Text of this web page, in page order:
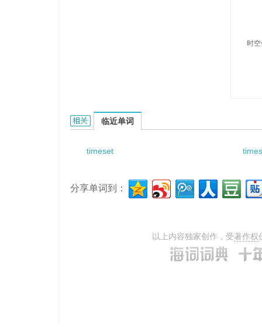
时
timespace-body的相关资料：
临近单词
timeset
分享单词到：
以上内容独家创作，受著作权